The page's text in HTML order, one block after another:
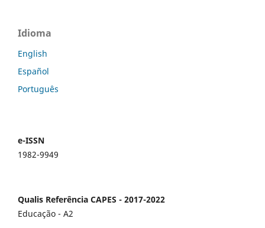
Idioma
English
Español
Português
e-ISSN
1982-9949
Qualis Referência CAPES - 2017-2022
Educação - A2